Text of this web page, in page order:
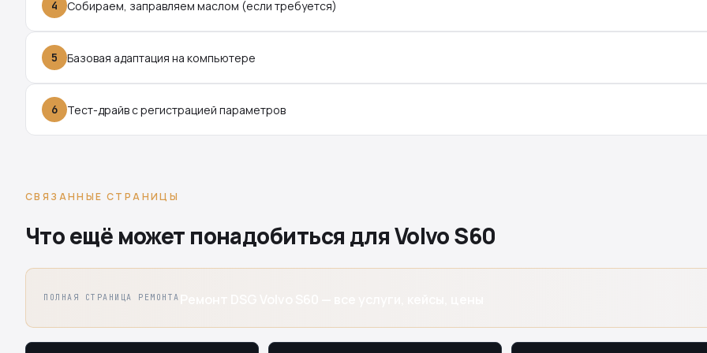
4 Собираем, заправляем маслом (если требуется)
5 Базовая адаптация на компьютере
6 Тест-драйв с регистрацией параметров
СВЯЗАННЫЕ СТРАНИЦЫ
Что ещё может понадобиться для Volvo S60
ПОЛНАЯ СТРАНИЦА РЕМОНТА